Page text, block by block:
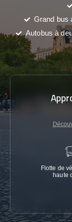
Grand bus
Autobus à
Flotte de
haute